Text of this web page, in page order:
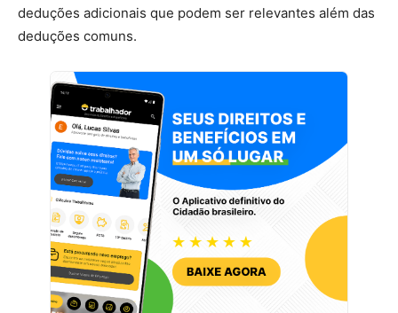
deduções adicionais que podem ser relevantes além das
deduções comuns.